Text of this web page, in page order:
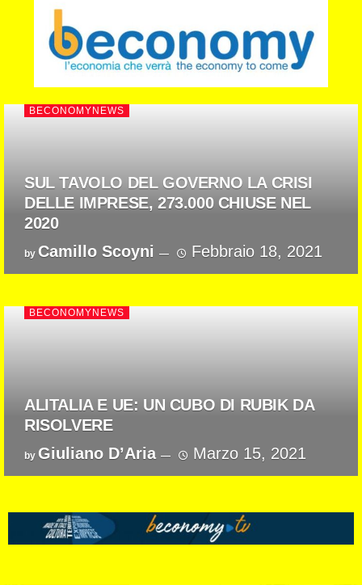
BECONOMYNEWS
SUL TAVOLO DEL GOVERNO LA CRISI
DELLE IMPRESE, 273.000 CHIUSE NEL
2020
by Camillo Scoyni Febbraio 18, 2021
BECONOMYNEWS
ALITALIA E UE: UN CUBO DI RUBIK DA
RISOLVERE
by Giuliano D’Aria Marzo 15, 2021